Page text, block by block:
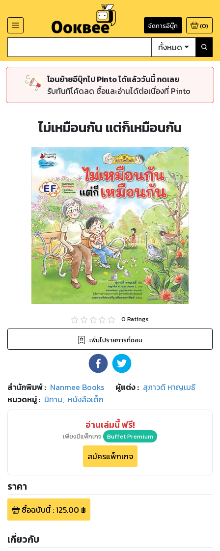
จัดการอีบุ๊ก (0)
ทั้งหมด
โอนย้ายอีบุ๊กไป Pinto ได้แล้ววันนี้ กดเลย
รับทันทีโค้ดลด ซื้อและอ่านได้ต่อเนื่องที่ Pinto
ไม่เหมือนกัน แต่ก็เหมือนกัน
0 Ratings
เพิ่มไปรายการที่ชอบ
สำนักพิมพ์: Nanmee Books ผู้แต่ง : สุภาวดี หาญเมธี
หมวดหมู่: นิทาน, หนังสือเด็ก
อ่านเล่มนี้ ฟรี!
เพียงมีแพ็กเกจ Buffet Premium
สมัครแพ็กเกจ
ราคา
ซื้อฉบับนี้:125.00 ฿
เกี่ยวกับ